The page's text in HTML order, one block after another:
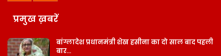
प्रमुख ख़बरें
बांग्लादेश प्रधानमंत्री शेख हसीना का दो साल बाद पहली
बार…